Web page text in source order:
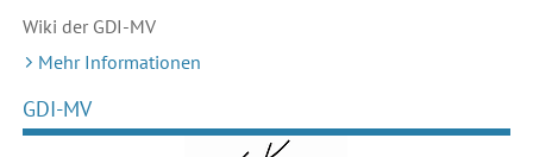
Wiki der GDI-MV
Mehr Informationen
GDI-MV